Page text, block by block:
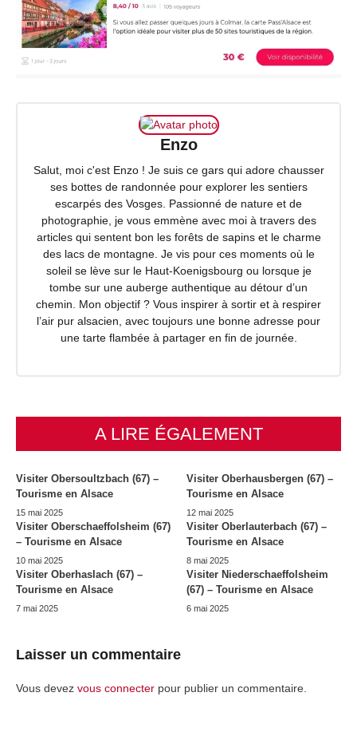
Enzo
Salut, moi c'est Enzo ! Je suis ce gars qui adore chausser
ses bottes de randonnée pour explorer les sentiers
escarpés des Vosges. Passionné de nature et de
photographie, je vous emmène avec moi à travers des
articles qui sentent bon les forêts de sapins et le charme
des lacs de montagne. Je vis pour ces moments où le
soleil se lève sur le Haut-Koenigsbourg ou lorsque je
tombe sur une auberge authentique au détour d’un
chemin. Mon objectif ? Vous inspirer à sortir et à respirer
l’air pur alsacien, avec toujours une bonne adresse pour
une tarte flambée à partager en fin de journée.
A LIRE ÉGALEMENT
Visiter Obersoultzbach (67) –
Tourisme en Alsace
15 mai 2025
Visiter Oberhausbergen (67) –
Tourisme en Alsace
12 mai 2025
Visiter Oberschaeffolsheim (67)
– Tourisme en Alsace
10 mai 2025
Visiter Oberlauterbach (67) –
Tourisme en Alsace
8 mai 2025
Visiter Oberhaslach (67) –
Tourisme en Alsace
7 mai 2025
Visiter Niederschaeffolsheim
(67) – Tourisme en Alsace
6 mai 2025
Laisser un commentaire
Vous devez vous connecter pour publier un commentaire.